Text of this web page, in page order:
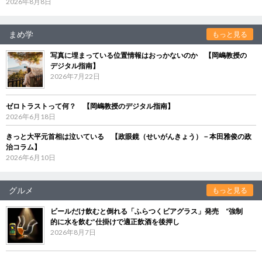
まめ学 もっと見る
写真に埋まっている位置情報はおっかないのか 【岡嶋教授の
デジタル指南】
2026年7月22日
ゼロトラストって何？ 【岡嶋教授のデジタル指南】
2026年6月18日
きっと大平元首相は泣いている 【政眼鏡（せいがんきょう）－本田雅俊の政
治コラム】
2026年6月10日
グルメ もっと見る
ビールだけ飲むと倒れる「ふらつくビアグラス」発売 “強制
的に水を飲む”仕掛けで適正飲酒を後押し
2026年8月7日